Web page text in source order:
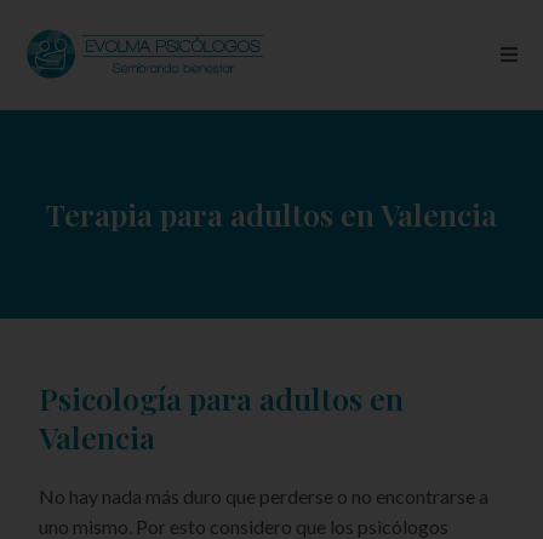
Terapia para adultos en Valencia
Psicología para adultos en
Valencia
No hay nada más duro que perderse o no encontrarse a
uno mismo. Por esto considero que los psicólogos